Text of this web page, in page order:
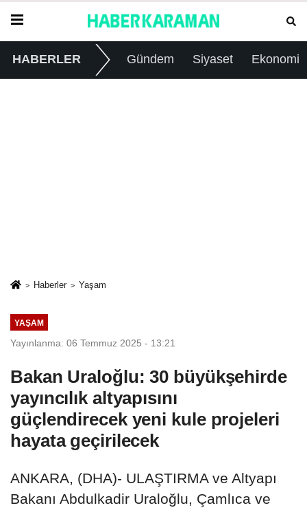
HABERLER Gündem Siyaset Ekonomi
Haberler Yaşam
YAŞAM
Yayınlanma: 06 Temmuz 2025 - 13:21
Bakan Uraloğlu: 30 büyükşehirde
yayıncılık altyapısını
güçlendirecek yeni kule projeleri
hayata geçirilecek
ANKARA, (DHA)- ULAŞTIRMA ve Altyapı
Bakanı Abdulkadir Uraloğlu, Çamlıca ve